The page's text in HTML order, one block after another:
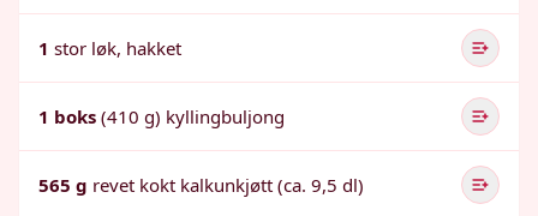
1 stor løk, hakket
1 boks (410 g) kyllingbuljong
565 g revet kokt kalkunkjøtt (ca. 9,5 dl)